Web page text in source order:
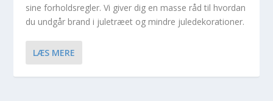
sine forholdsregler. Vi giver dig en masse råd til hvordan
du undgår brand i juletræet og mindre juledekorationer.
LÆS MERE